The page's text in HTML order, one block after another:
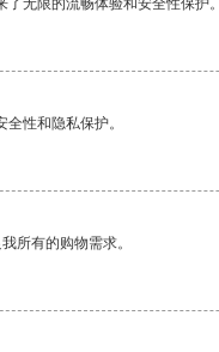
了无限的流畅体验和安全性保护
性和隐私保护。
所有的购物需求。